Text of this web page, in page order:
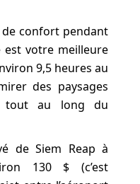
de confort pendant
est votre meilleure
9,5 heures au
des paysages
tout au long du
de Siem Reap à
130 $ (c’est